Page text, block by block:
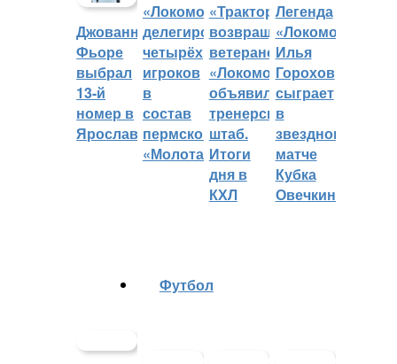
Джованни
Фьоре
выбрал
13-й
номер в
Ярославле
«Локомотив»
делегировал
четырёх
игроков
в
состав
пермского
«Молота»
«Трактор»
возвращает
ветеранов,
«Локомотив»
объявил
тренерский
штаб.
Итоги
дня в
КХЛ
Легенда
«Локомотива»
Илья
Горохов
сыграет
в
звездном
матче
Кубка
Овечкина
Футбол